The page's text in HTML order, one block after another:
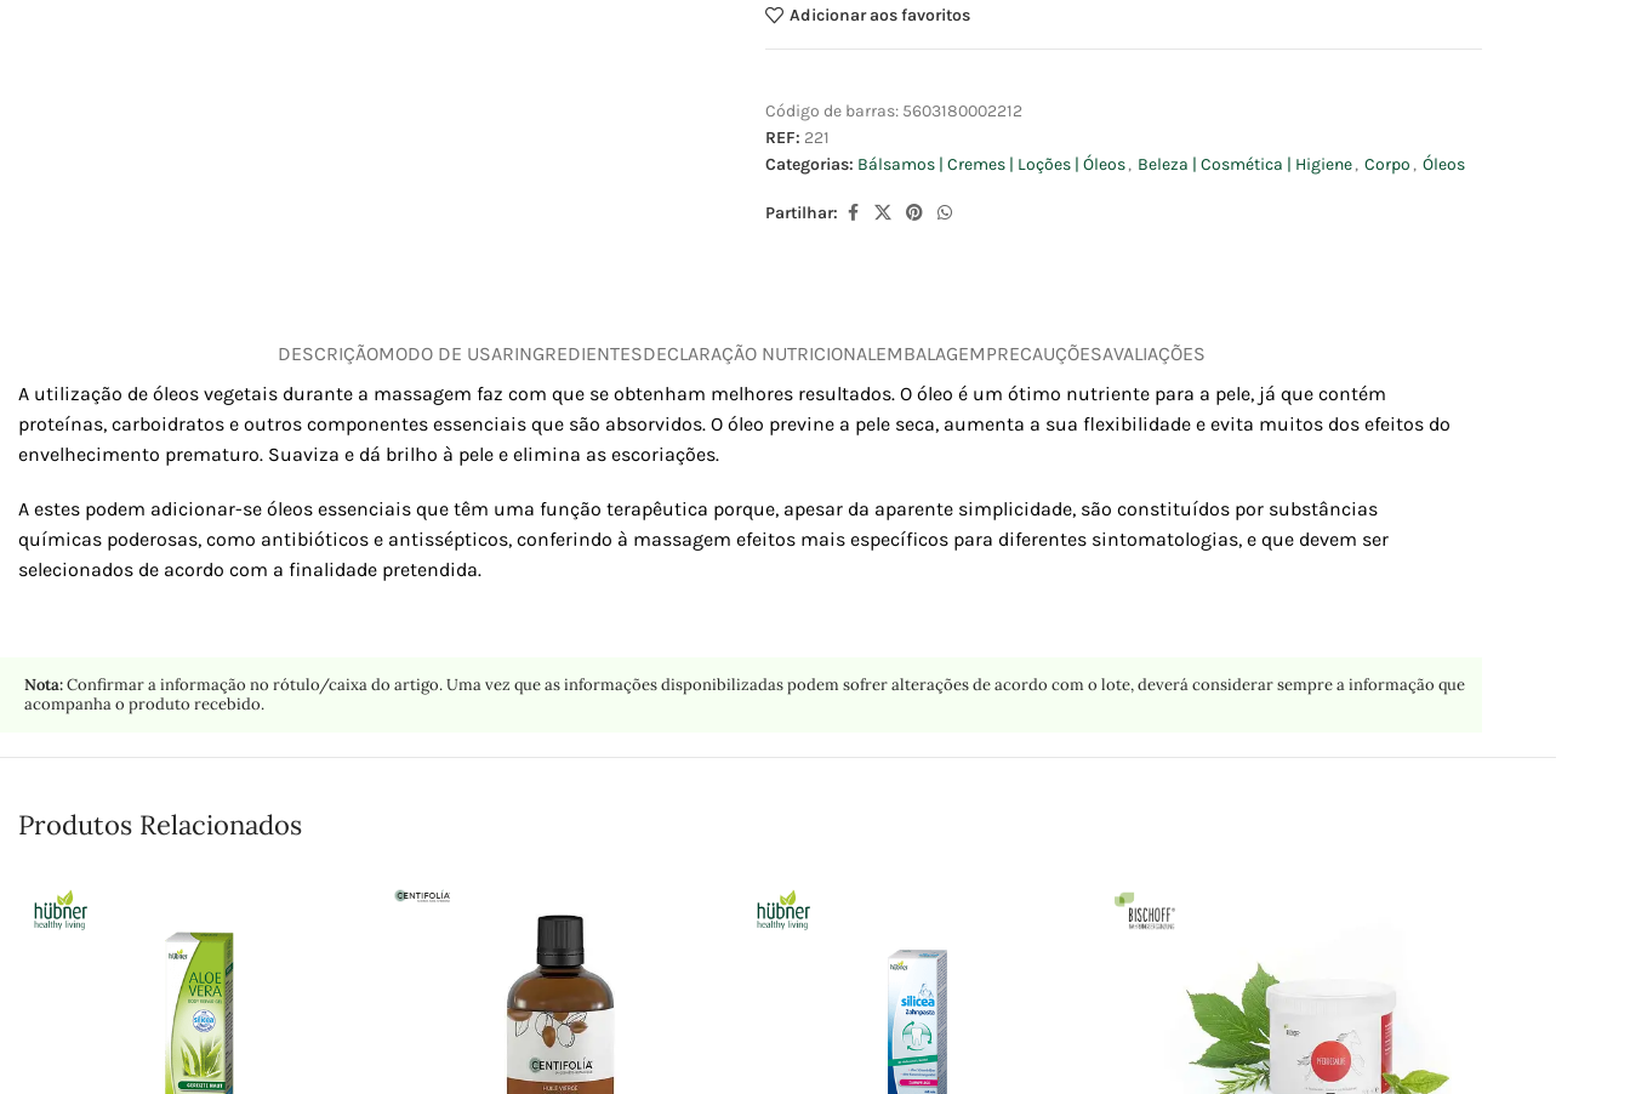
Adicionar aos favoritos
Código de barras: 5603180002212
REF: 221
Categorias: Bálsamos | Cremes | Loções | Óleos, Beleza | Cosmética | Higiene, Corpo , Óleos
Partilhar:
DESCRIÇÃOMODO DE USARINGREDIENTESDECLARAÇÃO NUTRICIONAL EMBALAGEMPRECAUÇÕESAVALIAÇÕES
A utilização de óleos vegetais durante a massagem faz com que se obtenham melhores resultados. O óleo é um ótimo nutriente para a pele, já que contém
proteínas, carboidratos e outros componentes essenciais que são absorvidos. O óleo previne a pele seca, aumenta a sua flexibilidade e evita muitos dos efeitos do
envelhecimento prematuro. Suaviza e dá brilho à pele e elimina as escoriações.
A estes podem adicionar-se óleos essenciais que têm uma função terapêutica porque, apesar da aparente simplicidade, são constituídos por substâncias
químicas poderosas, como antibióticos e antissépticos, conferindo à massagem efeitos mais específicos para diferentes sintomatologias, e que devem ser
selecionados de acordo com a finalidade pretendida.
Nota:Confirmar a informação no rótulo/caixa do artigo. Uma vez que as informações disponibilizadas podem sofrer alterações de acordo com o lote, deverá considerar sempre a informação que
acompanha o produto recebido.
Produtos Relacionados